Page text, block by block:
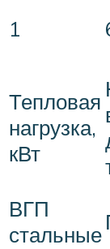
1
Тепловая
нагрузка,
кВт
ВГП
стальные